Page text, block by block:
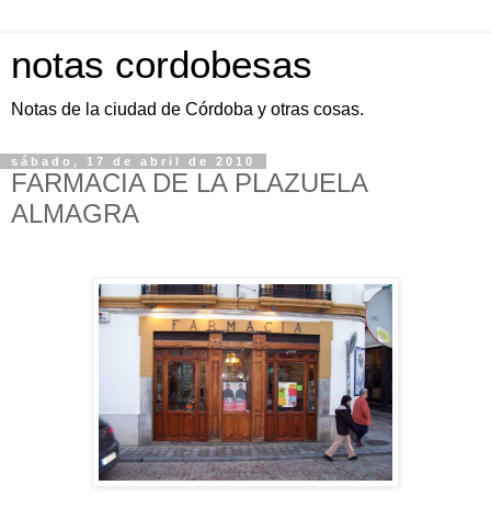
notas cordobesas
Notas de la ciudad de Córdoba y otras cosas.
sábado, 17 de abril de 2010
FARMACIA DE LA PLAZUELA
ALMAGRA